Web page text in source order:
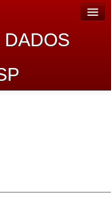
DADOS